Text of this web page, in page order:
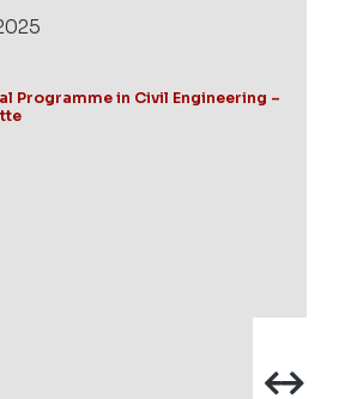
Programme in Civil Engineering –